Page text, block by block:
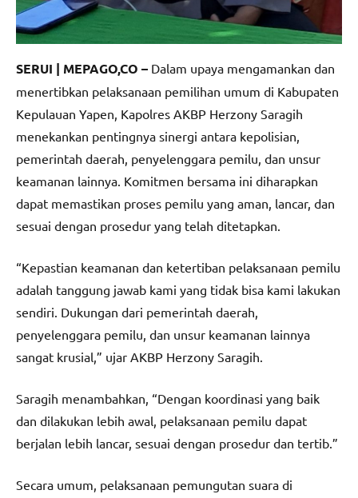
SERUI | MEPAGO,CO – Dalam upaya mengamankan dan
menertibkan pelaksanaan pemilihan umum di Kabupaten
Kepulauan Yapen, Kapolres AKBP Herzony Saragih
menekankan pentingnya sinergi antara kepolisian,
pemerintah daerah, penyelenggara pemilu, dan unsur
keamanan lainnya. Komitmen bersama ini diharapkan
dapat memastikan proses pemilu yang aman, lancar, dan
sesuai dengan prosedur yang telah ditetapkan.
“Kepastian keamanan dan ketertiban pelaksanaan pemilu
adalah tanggung jawab kami yang tidak bisa kami lakukan
sendiri. Dukungan dari pemerintah daerah,
penyelenggara pemilu, dan unsur keamanan lainnya
sangat krusial,” ujar AKBP Herzony Saragih.
Saragih menambahkan, “Dengan koordinasi yang baik
dan dilakukan lebih awal, pelaksanaan pemilu dapat
berjalan lebih lancar, sesuai dengan prosedur dan tertib.”
Secara umum, pelaksanaan pemungutan suara di